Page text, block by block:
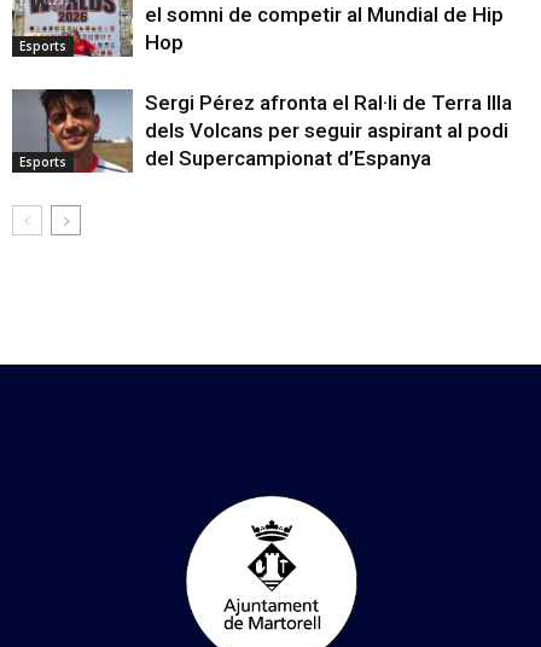
Esports
el somni de competir al Mundial de Hip
Hop
Esports
Sergi Pérez afronta el Ral·li de Terra Illa
dels Volcans per seguir aspirant al podi
del Supercampionat d’Espanya